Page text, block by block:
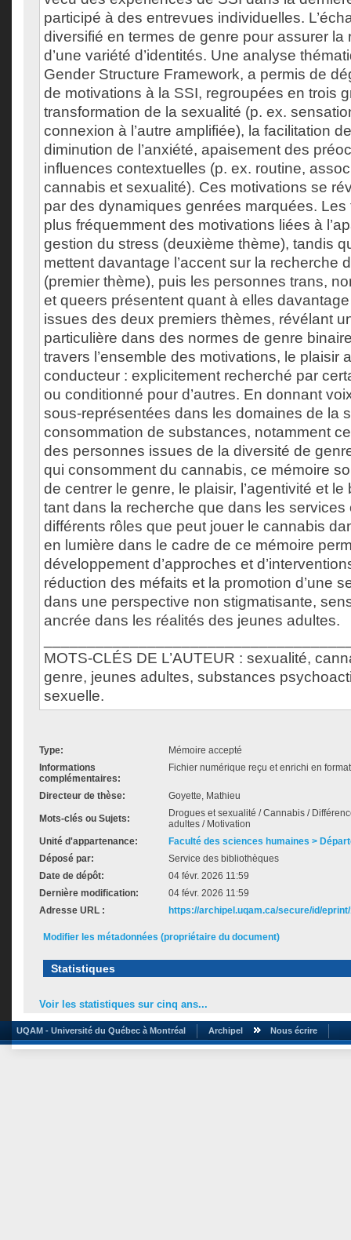
participé à des entrevues individuelles.
diversifié en termes de genre pour assurer la
d’une variété d’identités. Une analyse
Gender Structure Framework, a permis de
de motivations à la SSI, regroupées en trois
transformation de la sexualité (p. ex.
connexion à l’autre amplifiée), la facilitation
diminution de l’anxiété, apaisement des
influences contextuelles (p. ex. routine,
cannabis et sexualité). Ces motivations se
par des dynamiques genrées marquées.
plus fréquemment des motivations liées à
gestion du stress (deuxième thème), tandis
mettent davantage l’accent sur la recherche
(premier thème), puis les personnes trans,
et queers présentent quant à elles
issues des deux premiers thèmes, révélant
particulière dans des normes de genre
travers l’ensemble des motivations, le plaisir
conducteur : explicitement recherché par
ou conditionné pour d’autres. En donnant
sous-représentées dans les domaines de la
consommation de substances, notamment
des personnes issues de la diversité de
qui consomment du cannabis, ce mémoire
de centrer le genre, le plaisir, l’agentivité et
tant dans la recherche que dans les services
différents rôles que peut jouer le cannabis
en lumière dans le cadre de ce mémoire
développement d’approches et
réduction des méfaits et la promotion d’une
dans une perspective non stigmatisante,
ancrée dans les réalités des jeunes adultes.
MOTS-CLÉS DE L’AUTEUR : sexualité,
genre, jeunes adultes, substances
sexuelle.
Type:
Mémoire accepté
Informations
complémentaires:
Fichier numérique reçu et enrichi en
Directeur de thèse: Goyette, Mathieu
Mots-clés ou Sujets:
Drogues et sexualité / Cannabis /
adultes / Motivation
Unité d'appartenance:
Faculté des sciences humaines >
Déposé par:
Service des bibliothèques
Date de dépôt:
04 févr. 2026 11:59
Dernière modification:
04 févr. 2026 11:59
Adresse URL :
https://archipel.uqam.ca/secure/id/
Modifier les métadonnées (propriétaire du document)
Statistiques
Voir les statistiques sur cinq ans...
UQAM - Université du Québec à Montréal Archipel Nous écrire